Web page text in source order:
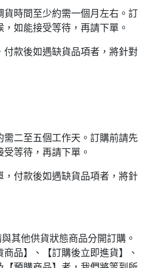
時間至少約需一個月左右。訂
如能接受等待，再請下單。
付款後如遇缺貨品項者，將針對
二至五個工作天。訂購前請先
等待，再請下單。
，付款後如遇缺貨品項者，將針
其他供貨狀態商品分開訂購。
品】、【訂購後立即進貨】、